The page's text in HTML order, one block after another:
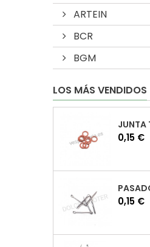
ARTEIN
BCR
BGM
LOS MÁS VENDIDOS
Precio
0,15 €
Precio
0,15 €